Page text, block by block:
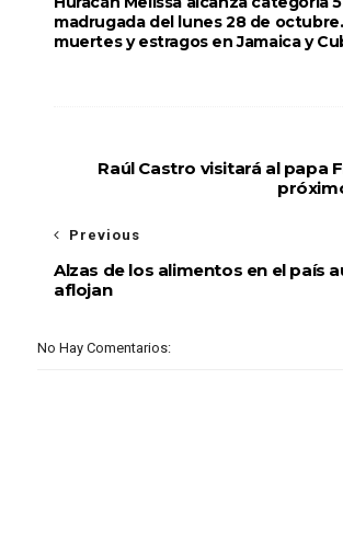
madrugada del lunes 28 de
muertes y estragos en Jamaica y
Raúl Castro visitará al papa
Previous
Alzas de los alimentos en el país
aflojan
No Hay Comentarios: